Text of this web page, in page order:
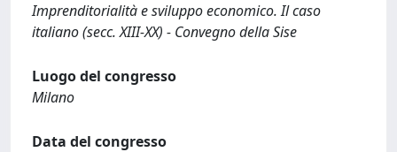
Imprenditorialità e sviluppo economico. Il caso
italiano (secc. XIII-XX) - Convegno della Sise
Luogo del congresso
Milano
Data del congresso